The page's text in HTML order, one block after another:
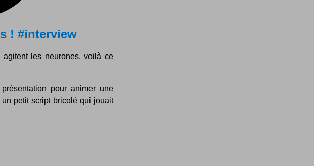
! #interview
les neurones, voilà ce
pour animer une
petit script bricolé qui jouait